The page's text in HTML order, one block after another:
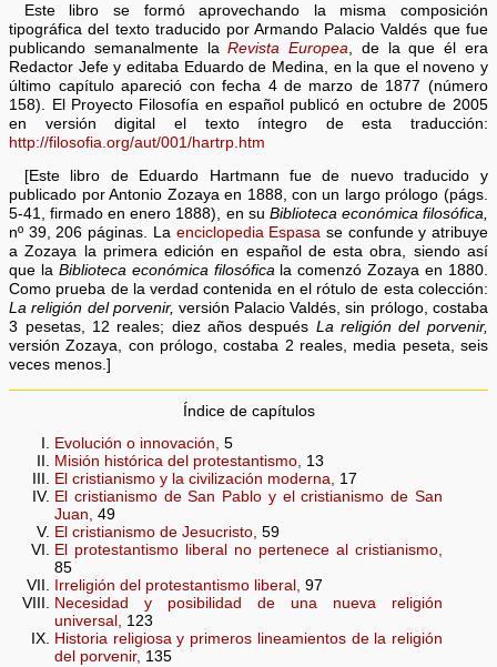
Este libro se formó aprovechando la misma composición
tipográfica del texto traducido por Armando Palacio Valdés que fue
publicando semanalmente laRevista Europea , de la que él era
Redactor Jefe y editaba Eduardo de Medina, en la que el noveno y
último capítulo apareció con fecha 4 de marzo de 1877 (número
158). El Proyecto Filosofía en español publicó en octubre de 2005
en versión digital el texto íntegro de esta traducción:
http://filosofia.org/aut/001/hartrp.htm
[Este libro de Eduardo Hartmann fue de nuevo traducido y
publicado por Antonio Zozaya en 1888, con un largo prólogo (págs.
5-41, firmado en enero 1888), en su Biblioteca económica filosófica,
nº 39, 206 páginas. La enciclopedia Espasa se confunde y atribuye
a Zozaya la primera edición en español de esta obra, siendo así
que la Biblioteca económica filosóficala comenzó Zozaya en 1880.
Como prueba de la verdad contenida en el rótulo de esta colección:
La religión del porvenir, versión Palacio Valdés, sin prólogo, costaba
3 pesetas, 12 reales; diez años después La religión del porvenir,
versión Zozaya, con prólogo, costaba 2 reales, media peseta, seis
veces menos.]
Índice de capítulos
Evolución o innovación, 5
Misión histórica del protestantismo, 13
El cristianismo y la civilización moderna, 17
El cristianismo de San Pablo y el cristianismo de San
Juan, 49
El cristianismo de Jesucristo, 59
El protestantismo liberal no pertenece al cristianismo,
85
Irreligión del protestantismo liberal, 97
Necesidad y posibilidad de una nueva religión
universal, 123
Historia religiosa y primeros lineamientos de la religión
del porvenir, 135